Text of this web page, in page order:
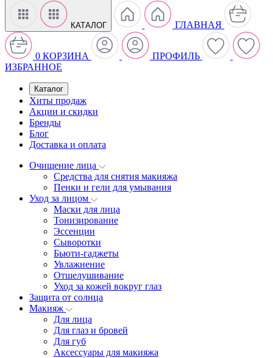
КАТАЛОГ ГЛАВНАЯ
0 КОРЗИНА
ПРОФИЛЬ
ИЗБРАННОЕ
Каталог
Хиты продаж
Акции и скидки
Бренды
Блог
Доставка и оплата
Очищение лица
Средства для снятия макияжа
Пенки и гели для умывания
Уход за лицом
Маски для лица
Тонизирование
Эссенции
Сыворотки
Бьюти-гаджеты
Увлажнение
Отшелушивание
Уход за кожей вокруг глаз
Защита от солнца
Макияж
Для лица
Для глаз и бровей
Для губ
Аксессуары для макияжа